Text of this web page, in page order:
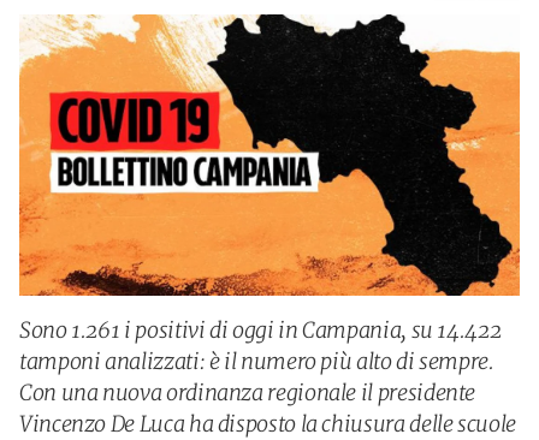
Sono 1.261 i positivi di oggi in Campania, su 14.422
tamponi analizzati: è il numero più alto di sempre.
Con una nuova ordinanza regionale il presidente
Vincenzo De Luca ha disposto la chiusura delle scuole